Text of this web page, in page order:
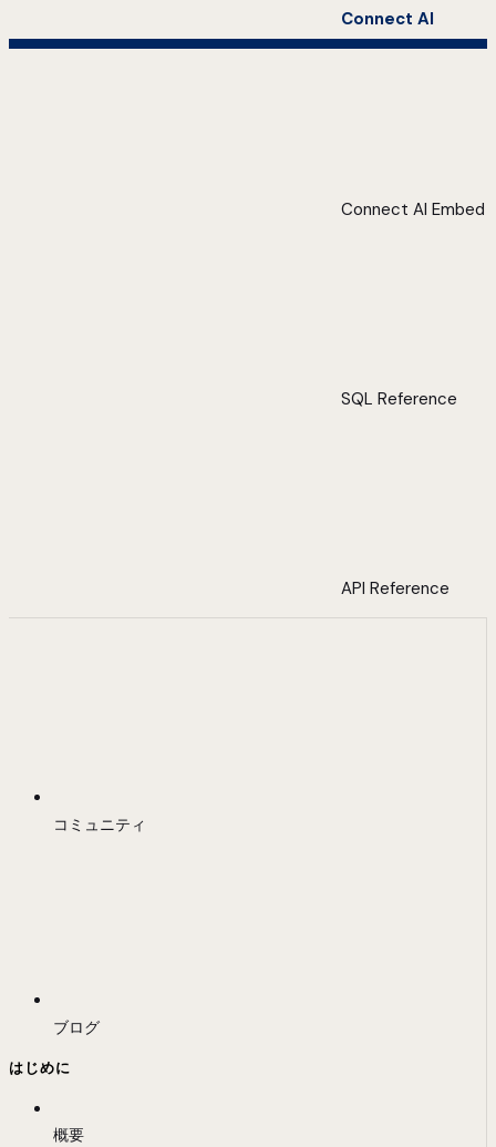
Connect AI
Connect AI Embed
SQL Reference
API Reference
コミュニティ
ブログ
はじめに
概要